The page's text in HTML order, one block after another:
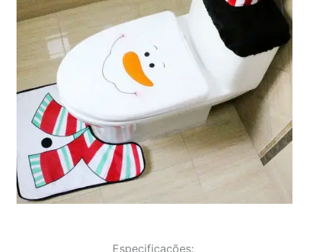
Especificações: